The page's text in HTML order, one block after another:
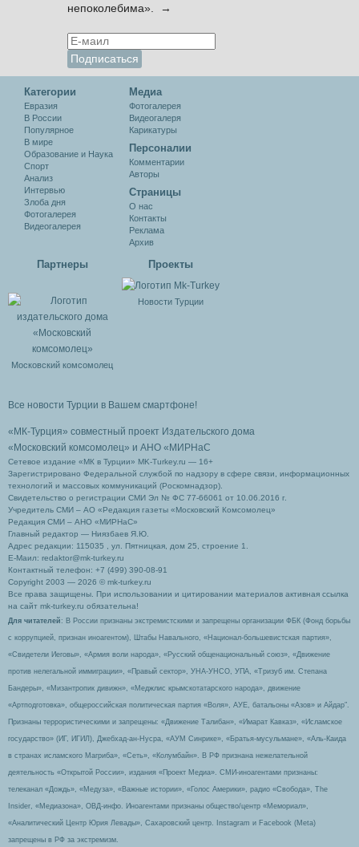
непоколебима». →
Категории
Евразия
В России
Популярное
В мире
Образование и Наука
Спорт
Анализ
Интервью
Злоба дня
Фотогалерея
Видеогалерея
Медиа
Фотогалерея
Видеогалеря
Карикатуры
Персоналии
Комментарии
Авторы
Cтраницы
О нас
Контакты
Реклама
Архив
Партнеры
Московский комсомолец
Проекты
Новости Турции
Все новости Турции в Вашем смартфоне!
«МК-Турция» совместный проект Издательского дома
«Московский комсомолец» и АНО «МИРНаС
Сетевое издание «МК в Турции» MK-Turkey.ru — 16+
Зарегистрировано Федеральной службой по надзору в сфере связи, информационных
технологий и массовых коммуникаций (Роскомнадзор).
Свидетельство о регистрации СМИ Эл № ФС 77-66061 от 10.06.2016 г.
Учредитель СМИ – АО «Редакция газеты «Московский Комсомолец»
Редакция СМИ – АНО «МИРНаС»
Главный редактор — Ниязбаев Я.Ю.
Адрес редакции: 115035 , ул. Пятницкая, дом 25, строение 1.
Е-Маил: redaktor@mk-turkey.ru
Контактный телефон: +7 (499) 390-08-91
Copyright 2003 — 2026 © mk-turkey.ru
Все права защищены. При использовании и цитировании материалов активная ссылка
на сайт mk-turkey.ru обязательна!
Для читателей : В России признаны экстремистскими и запрещены организации ФБК (Фонд борьбы
с коррупцией, признан иноагентом), Штабы Навального, «Национал-большевистская партия»,
«Свидетели Иеговы», «Армия воли народа», «Русский общенациональный союз», «Движение
против нелегальной иммиграции», «Правый сектор», УНА-УНСО, УПА, «Тризуб им. Степана
Бандеры», «Мизантропик дивижн», «Меджлис крымскотатарского народа», движение
«Артподготовка», общероссийская политическая партия «Воля», АУЕ, батальоны «Азов» и Айдар″.
Признаны террористическими и запрещены: «Движение Талибан», «Имарат Кавказ», «Исламское
государство» (ИГ, ИГИЛ), Джебхад-ан-Нусра, «АУМ Синрике», «Братья-мусульмане», «Аль-Каида
в странах исламского Магриба», «Сеть», «Колумбайн». В РФ признана нежелательной
деятельность «Открытой России», издания «Проект Медиа». СМИ-иноагентами признаны:
телеканал «Дождь», «Медуза», «Важные истории», «Голос Америки», радио «Свобода», The
Insider, «Медиазона», ОВД-инфо. Иноагентами признаны общество/центр «Мемориал»,
«Аналитический Центр Юрия Левады», Сахаровский центр. Instagram и Facebook (Metа)
запрещены в РФ за экстремизм.